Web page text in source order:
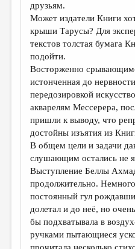
друзьям.
Может издатели Книги
крыши Тарусы? Для
текстов толстая бумага
подойти.
Восторженно
истонченная до
передозировкой
акварелям Мессерера,
пришли к выводу, что
достойны изъятия из
В общем цели и задачи
слушающим остались не
Выступление Беллы
продолжительно.
постоянный гул
долетал и до неё, но
бы подхватывала в
ручками пытающиеся